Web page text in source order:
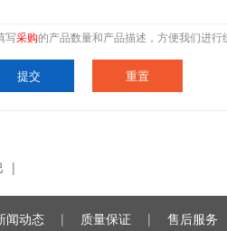
写采购的产品数量和产品描述，方便我们进行
|
闻动态 | 质量保证 | 售后服务